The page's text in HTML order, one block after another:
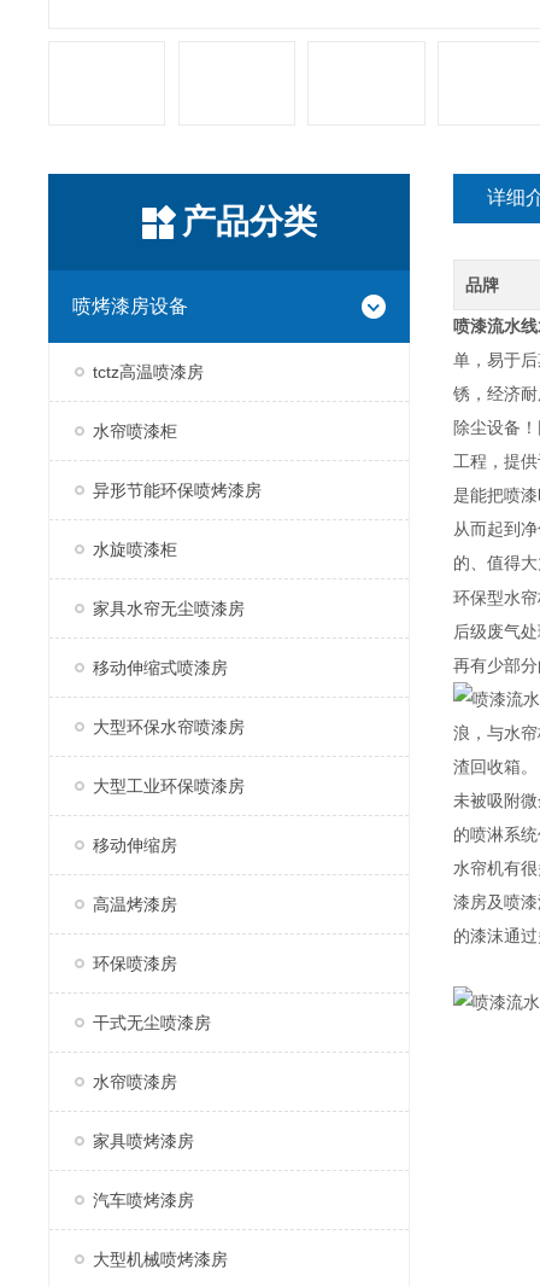
产品分类
喷烤漆房设备
tctz高温喷漆房
水帘喷漆柜
异形节能环保喷烤漆房
水旋喷漆柜
家具水帘无尘喷漆房
移动伸缩式喷漆房
大型环保水帘喷漆房
大型工业环保喷漆房
移动伸缩房
高温烤漆房
环保喷漆房
干式无尘喷漆房
水帘喷漆房
家具喷烤漆房
汽车喷烤漆房
大型机械喷烤漆房
详细
品牌
喷漆流水
单，易于
锈，经济
除尘设备
工程，提
是能把喷
从而起到
的、值得
环保型水
后级废气
再有少部
浪，与水
渣回收箱。
未被吸附
的喷淋系
水帘机有
漆房及喷
的漆沫通